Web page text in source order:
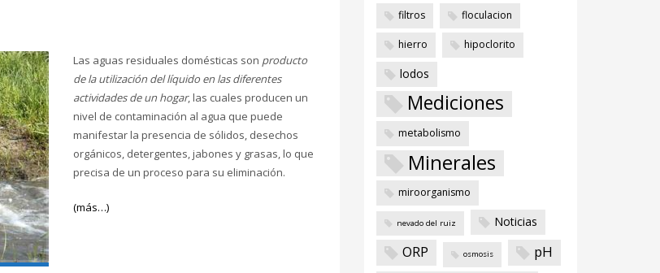
Las aguas residuales domésticas son producto
de la utilización del líquido en las diferentes
actividades de un hogar, las cuales producen un
nivel de contaminación al agua que puede
manifestar la presencia de sólidos, desechos
orgánicos, detergentes, jabones y grasas, lo que
precisa de un proceso para su eliminación.
(más…)
filtros floculacion
hierro hipoclorito
lodos
Mediciones
metabolismo
Minerales
miroorganismo
nevado del ruiz Noticias
ORP osmosis pH